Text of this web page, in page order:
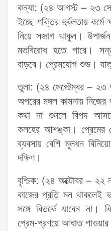
কন্যা: (২৪ আগস্ট – ২৩
ইচ্ছে শক্তির দুর্বলতায়
নিয়ে সজাগ থাকুন। উপার্জন
মতবিরোধ হতে পারে।
বাড়বে। প্রেমযোগ শুভ।
তুলা: (২৪ সেপ্টেম্বর – ২৩
অপরের মঙ্গল কামনায় নিজের
কথা না শুনলে বিপদ
কলহের আশঙ্কা। প্রেমের
ব্যবসায় বেশি মূলধন
দক্ষিণ।
বৃশ্চিক: (২৪ অক্টোবর – ২২
কাজের প্রতি মন থাকলেই
সঙ্গে বিতর্কে যাবেন না।
প্রেম-প্রণয়ে আঘাত